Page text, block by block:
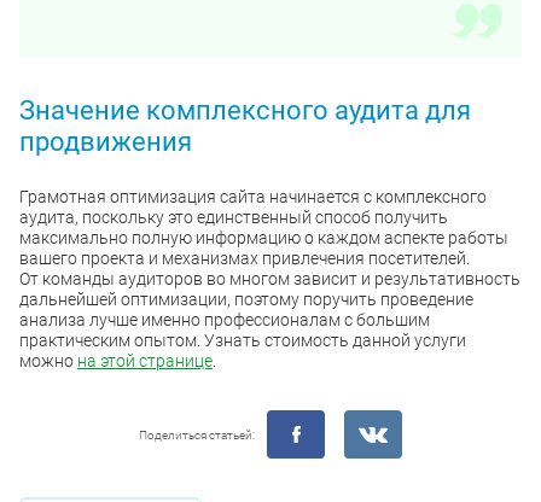
Значение комплексного аудита для
продвижения
Грамотная оптимизация сайта начинается с комплексного
аудита, поскольку это единственный способ получить
максимально полную информацию о каждом аспекте работы
вашего проекта и механизмах привлечения посетителей.
От команды аудиторов во многом зависит и результативность
дальнейшей оптимизации, поэтому поручить проведение
анализа лучше именно профессионалам с большим
практическим опытом. Узнать стоимость данной услуги
можно на этой странице
Поделиться статьей: